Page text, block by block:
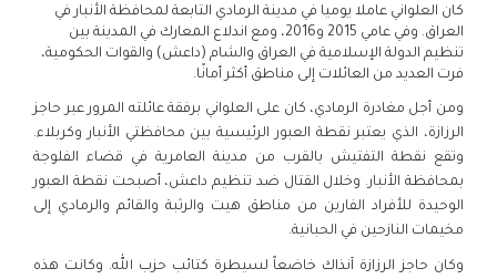
كان العلواني عاملا يوميا في مدينة الرمادي التابعة لمحافظة الأنبار في
العراق. وفي عامي 2015 و2016، ومع اندلاع المعارك في المدينة بين
تنظيم الدولة الإسلامية في العراق والشام (داعش) والقوات الحكومية،
فرت العديد من العائلات إلى مناطق أكثر أمانًا.
ومن أجل مغادرة الرمادي، كان على العلواني برفقة عائلته المرور عبر حاجز
الرزازة، الذي يعتبر نقطة العبور الرئيسية بين محافظتي الأنبار وكربلاء.
وتقع نقطة التفتيش بالقرب من مدينة العامرية في قضاء الفلوجة
بمحافظة الأنبار. وخلال القتال ضد تنظيم داعش، أصبحت نقطة العبور
الوحيدة للأفراد الفارين من مناطق هيت والرثبة والقائم والرمادي إلى
مخيمات النازحين في الحبانية.
وكان حاجز الرزازة آنذاك خاضعاً لسيطرة كتائب حزب الله. وكانت هذه